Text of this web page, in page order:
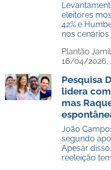
eleitores
42% e
nos
Plantão
16/04/2026,
Pesquisa
lidera
mas
João
segundo
Apesar
reeleição